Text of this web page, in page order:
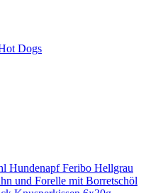
Dogs
Hundenapf Feribo Hellgrau
und Forelle mit Borretschöl